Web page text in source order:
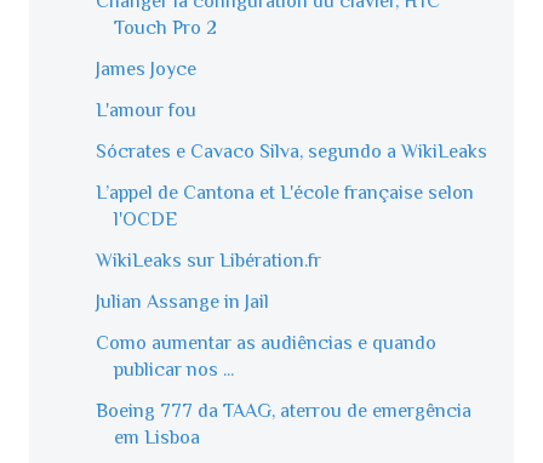
Touch Pro 2
James Joyce
L'amour fou
Sócrates e Cavaco Silva, segundo a WikiLeaks
L’appel de Cantona et L'école française selon
l'OCDE
WikiLeaks sur Libération.fr
Julian Assange in Jail
Como aumentar as audiências e quando
publicar nos ...
Boeing 777 da TAAG, aterrou de emergência
em Lisboa